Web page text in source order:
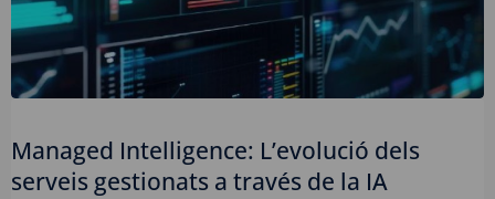
Managed Intelligence: L’evolució dels
serveis gestionats a través de la IA